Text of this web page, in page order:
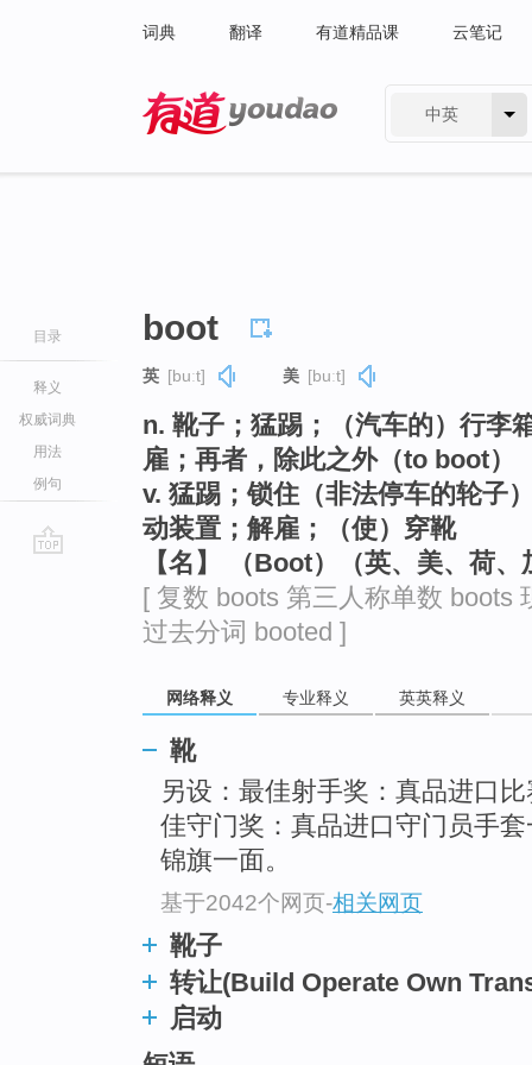
词典 翻译 有道精品课 云笔记
中英
目录
释义
权威词典
用法
例句
boot
英 [buːt] 美 [buːt]
n. 靴子；猛踢；（汽车的）行李
雇；再者，除此之外（to boot）
v. 猛踢；锁住（非法停车的轮子
动装置；解雇；（使）穿靴
【名】 （Boot）（英、美、荷
[ 复数 boots 第三人称单数 boots
过去分词 booted ]
网络释义 专业释义 英英释义
靴
另设：最佳射手奖：真品进口
佳守门奖：真品进口守门员手
锦旗一面。
基于2042个网页-相关网页
靴子
转让(Build Operate Own
启动